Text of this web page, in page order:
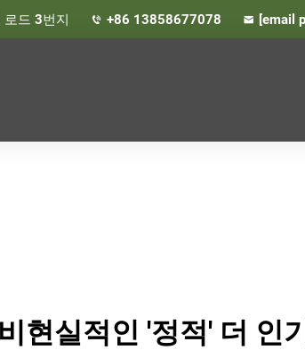
드 3번지 +86 13858677078 [email
비현실적인 '정적' 더 인